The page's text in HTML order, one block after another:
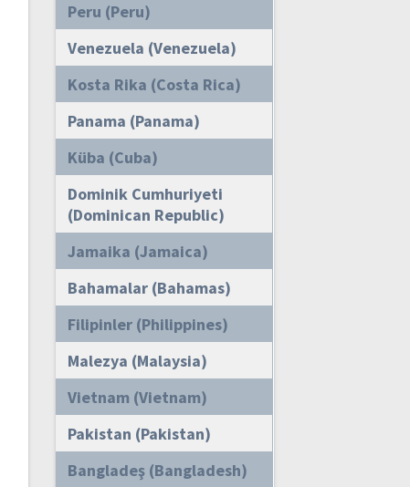
Peru (Peru)
Venezuela (Venezuela)
Kosta Rika (Costa Rica)
Panama (Panama)
Küba (Cuba)
Dominik Cumhuriyeti
(Dominican Republic)
Jamaika (Jamaica)
Bahamalar (Bahamas)
Filipinler (Philippines)
Malezya (Malaysia)
Vietnam (Vietnam)
Pakistan (Pakistan)
Bangladeş (Bangladesh)